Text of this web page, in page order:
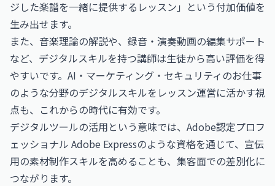
ジした楽譜を一緒に提供するレッスン」という付加価値を
生み出せます。
また、音楽理論の解説や、録音・演奏動画の編集サポート
など、デジタルスキルを持つ講師は生徒から高い評価を得
やすいです。 AI・マーケティング・セキュリティのお仕事
のような分野のデジタルスキルをレッスン運営に活かす視
点も、これからの時代に有効です。
デジタルツールの活用という意味では、 Adobe認定プロフ
ェッショナル Adobe Expressのような資格を通じて、宣伝
用の素材制作スキルを高めることも、集客面での差別化に
つながります。